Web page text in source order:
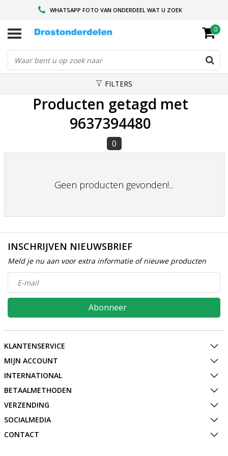
WHATSAPP FOTO VAN ONDERDEEL WAT U ZOEK
VOOR 16.00 BESTELD, VANDAAG VERZONDEN
GESPECIALISEERD PEUGEOT
0
FILTERS
Producten getagd met
9637394480
0
Geen producten gevonden!...
INSCHRIJVEN NIEUWSBRIEF
Meld je nu aan voor extra informatie of nieuwe producten
Abonneer
KLANTENSERVICE
MIJN ACCOUNT
INTERNATIONAL
BETAALMETHODEN
VERZENDING
SOCIALMEDIA
CONTACT